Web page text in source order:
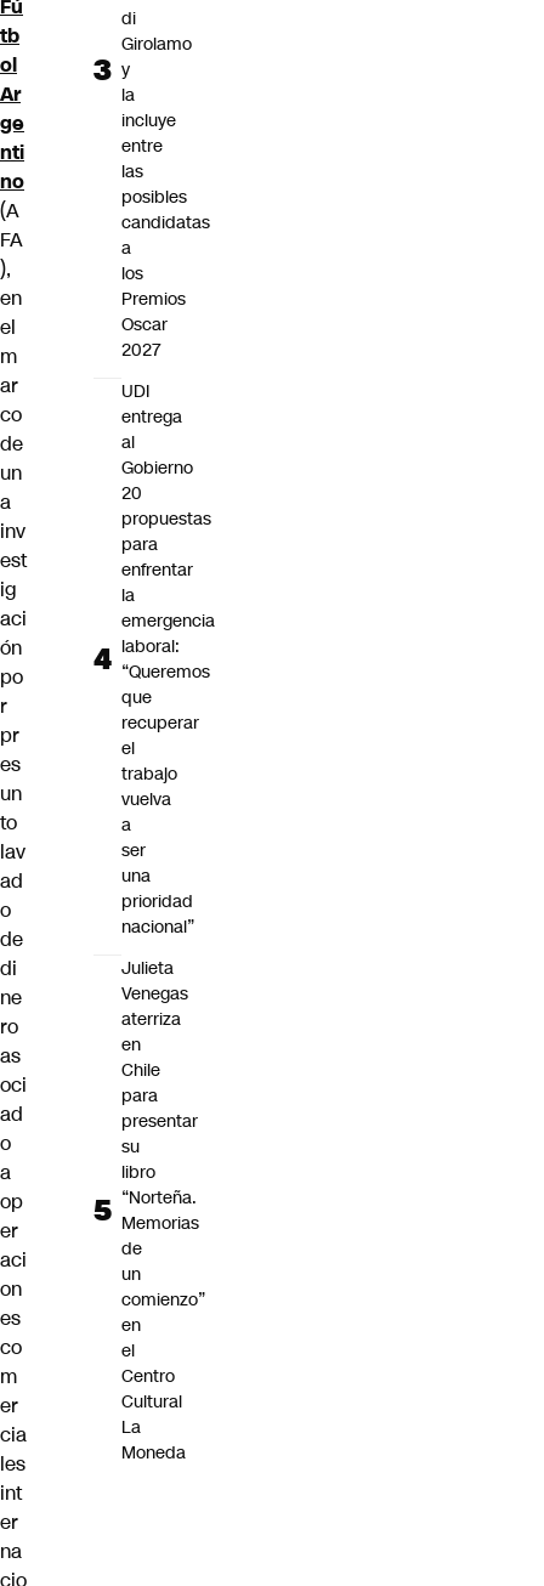
Fú
tb
ol
Ar
ge
nti
no
(A
FA
),
en
el
m
ar
co
de
un
a
inv
est
ig
aci
ón
po
r
pr
es
un
to
lav
ad
o
de
di
ne
ro
as
oci
ad
o
a
op
er
aci
on
es
co
m
er
cia
les
int
er
na
cio
di
Girolamo
y
la
incluye
entre
las
posibles
candidatas
a
los
Premios
Oscar
2027
UDI
entrega
al
Gobierno
20
propuestas
para
enfrentar
la
emergencia
laboral:
“Queremos
que
recuperar
el
trabajo
vuelva
a
ser
una
prioridad
nacional”
Julieta
Venegas
aterriza
en
Chile
para
presentar
su
libro
“Norteña.
Memorias
de
un
comienzo”
en
el
Centro
Cultural
La
Moneda